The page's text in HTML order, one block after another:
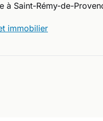
à Saint-Rémy-de-
immobilier